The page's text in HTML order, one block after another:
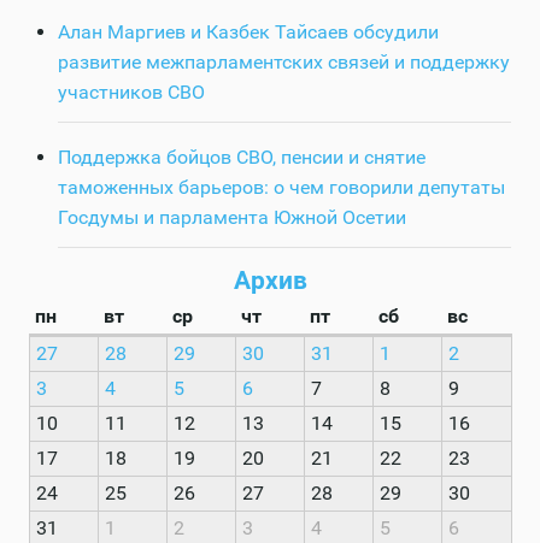
Алан Маргиев и Казбек Тайсаев обсудили
развитие межпарламентских связей и поддержку
участников СВО
Поддержка бойцов СВО, пенсии и снятие
таможенных барьеров: о чем говорили депутаты
Госдумы и парламента Южной Осетии
Архив
пн вт ср чт пт сб
вс
27
28 29 30 31 1
2
3
4 5 6 7 8
9
10
11 12 13 14 15
16
17
18 19 20 21 22
23
24
25 26 27 28 29
30
31
1 2 3 4 5 6